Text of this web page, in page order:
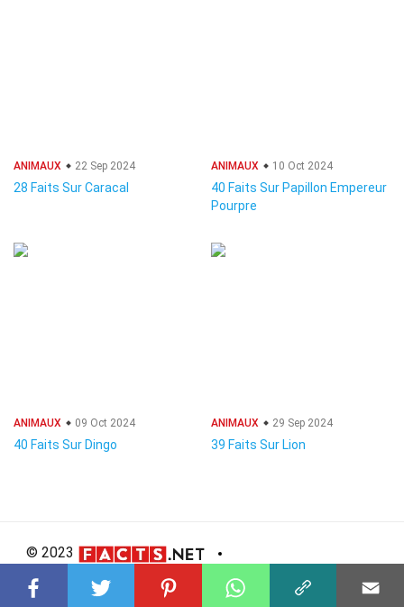
ANIMAUX 22 Sep 2024
28 Faits Sur Caracal
ANIMAUX 10 Oct 2024
40 Faits Sur Papillon Empereur
Pourpre
ANIMAUX 09 Oct 2024
40 Faits Sur Dingo
ANIMAUX 29 Sep 2024
39 Faits Sur Lion
© 2023